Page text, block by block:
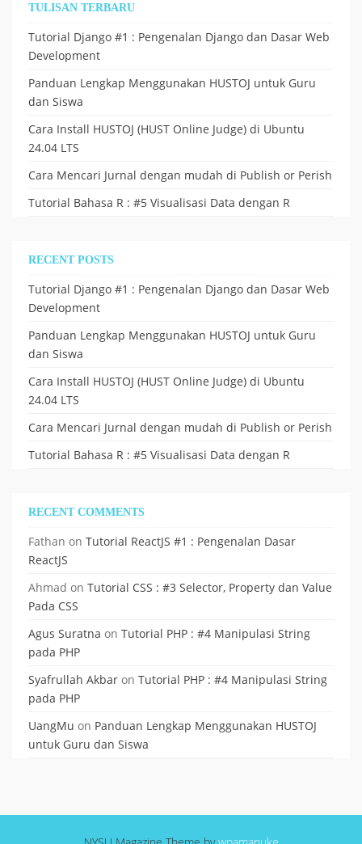
TULISAN TERBARU
Tutorial Django #1 : Pengenalan Django dan Dasar Web
Development
Panduan Lengkap Menggunakan HUSTOJ untuk Guru
dan Siswa
Cara Install HUSTOJ (HUST Online Judge) di Ubuntu
24.04 LTS
Cara Mencari Jurnal dengan mudah di Publish or Perish
Tutorial Bahasa R : #5 Visualisasi Data dengan R
RECENT POSTS
Tutorial Django #1 : Pengenalan Django dan Dasar Web
Development
Panduan Lengkap Menggunakan HUSTOJ untuk Guru
dan Siswa
Cara Install HUSTOJ (HUST Online Judge) di Ubuntu
24.04 LTS
Cara Mencari Jurnal dengan mudah di Publish or Perish
Tutorial Bahasa R : #5 Visualisasi Data dengan R
RECENT COMMENTS
Fathan on Tutorial ReactJS #1 : Pengenalan Dasar
ReactJS
Ahmad on Tutorial CSS : #3 Selector, Property dan Value
Pada CSS
Agus Suratna on Tutorial PHP : #4 Manipulasi String
pada PHP
Syafrullah Akbar on Tutorial PHP : #4 Manipulasi String
pada PHP
UangMu on Panduan Lengkap Menggunakan HUSTOJ
untuk Guru dan Siswa